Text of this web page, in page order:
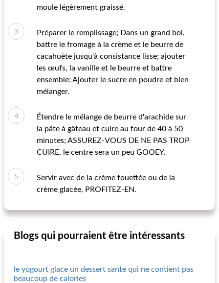
moule légèrement graissé.
Préparer le remplissage; Dans un grand bol,
battre le fromage à la crème et le beurre de
cacahuète jusqu'à consistance lisse; ajouter
les œufs, la vanille et le beurre et battre
ensemble; Ajouter le sucre en poudre et bien
mélanger.
Étendre le mélange de beurre d'arachide sur
la pâte à gâteau et cuire au four de 40 à 50
minutes; ASSUREZ-VOUS DE NE PAS TROP
CUIRE, le centre sera un peu GOOEY.
Servir avec de la crème fouettée ou de la
crème glacée, PROFITEZ-EN.
Blogs qui pourraient être intéressants
le yogourt glace un dessert sante qui ne contient pas
beaucoup de calories